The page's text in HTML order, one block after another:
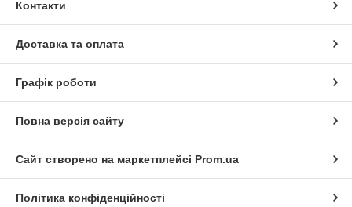
Контакти
Доставка та оплата
Графік роботи
Повна версія сайту
Сайт створено на маркетплейсі Prom.ua
Політика конфіденційності